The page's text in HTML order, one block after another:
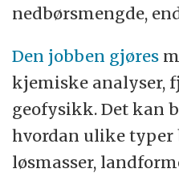
nedbørsmengde,
Den jobben gjøres
kjemiske analyser,
geofysikk. Det kan
hvordan ulike typer
løsmasser,